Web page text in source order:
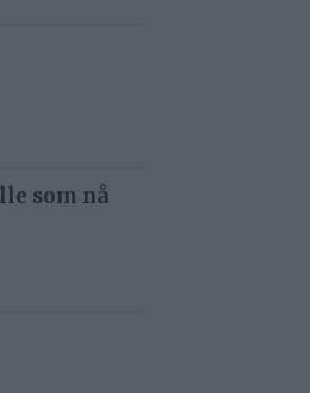
som nå